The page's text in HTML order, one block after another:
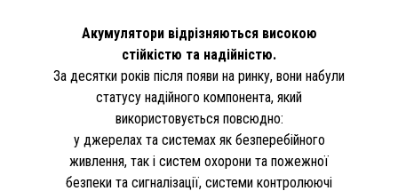
Акумулятори відрізняються високою
стійкістю та надійністю.
За десятки років після появи на ринку, вони набули
статусу надійного компонента, який
використовується повсюдно:
у джерелах та системах як безперебійного
живлення, так і систем охорони та пожежної
безпеки та сигналізації, системи контролюючі